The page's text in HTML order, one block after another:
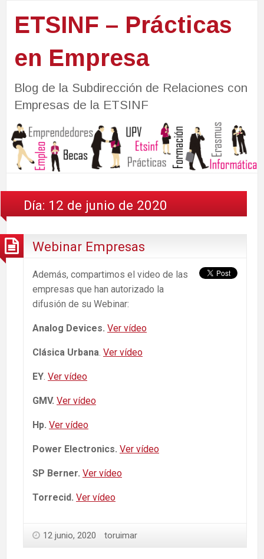
ETSINF – Prácticas
en Empresa
Blog de la Subdirección de Relaciones con
Empresas de la ETSINF
Día: 12 de junio de 2020
Webinar Empresas
Además, compartimos el video de las
empresas que han autorizado la
difusión de su Webinar:
Analog Devices. Ver vídeo
Clásica Urbana. Ver vídeo
EY. Ver vídeo
GMV. Ver vídeo
Hp. Ver vídeo
Power Electronics. Ver vídeo
SP Berner. Ver vídeo
Torrecid. Ver vídeo
12 junio, 2020 toruimar